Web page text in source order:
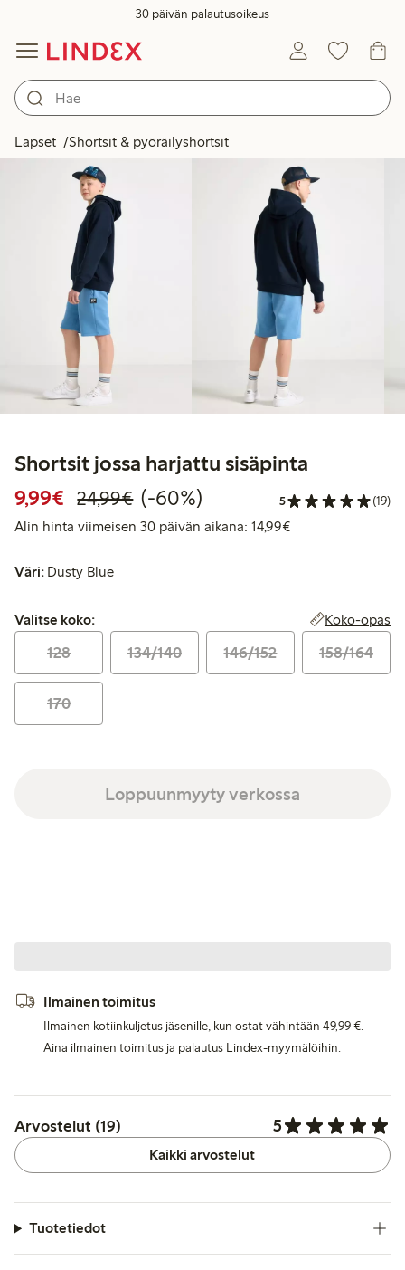
30 päivän palautusoikeus
Lapset Shortsit & pyöräilyshortsit
Shortsit jossa harjattu sisäpinta
9,99€ Alennettu hinta: 9,99 €
24,99€Normaalihinta: 24,99 €
60% alennus
(-60%) 5 (19)
Alin hinta viimeisen 30 päivän aikana: 14,99€Alin hinta
Väri: Dusty Blue
Valitse koko:
Valitse koko: Koko-opas
128 134/140 146/152 158/164
170
Loppuunmyyty verkossa
Ilmainen toimitus
Ilmainen kotiinkuljetus jäsenille, kun ostat vähintään 49,99 €.
Aina ilmainen toimitus ja palautus Lindex-myymälöihin.
Arvostelut (19) 5
Kaikki arvostelut
Tuotetiedot